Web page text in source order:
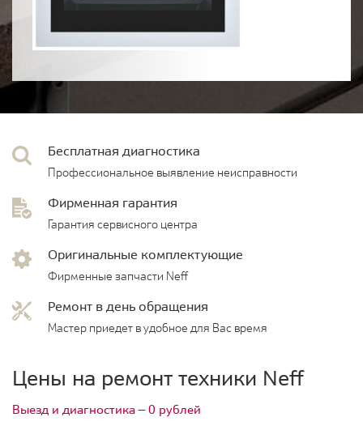
Бесплатная диагностика
Профессиональное выявление неисправности
Фирменная гарантия
Гарантия сервисного центра
Оригинальные комплектующие
Фирменные запчасти Neff
Ремонт в день обращения
Мастер приедет в удобное для Вас время
Цены на ремонт техники Neff
Выезд и диагностика — 0 рублей